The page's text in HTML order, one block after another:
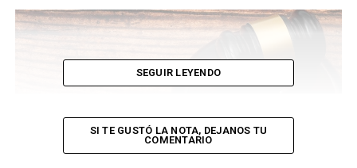
SEGUIR LEYENDO
SI TE GUSTÓ LA NOTA, DEJANOS TU
COMENTARIO